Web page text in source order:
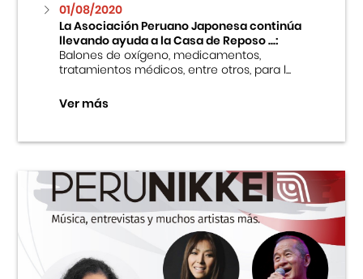
Fondo Editorial
Teatro Peruano Japonés
01/08/2020
La Asociación Peruano Japonesa continúa
llevando ayuda a la Casa de Reposo ...:
Balones de oxígeno, medicamentos,
tratamientos médicos, entre otros, para l...
Ver más